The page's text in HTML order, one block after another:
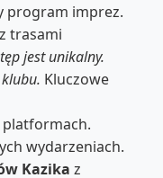
program imprez.
trasami
jest unikalny.
Kluczowe
wydarzeniach.
Kazika z